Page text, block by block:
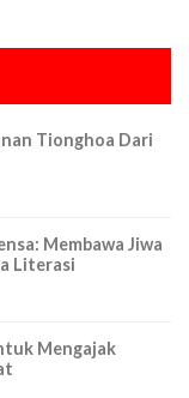
Tionghoa Dari
Membawa Jiwa
Literasi
Mengajak